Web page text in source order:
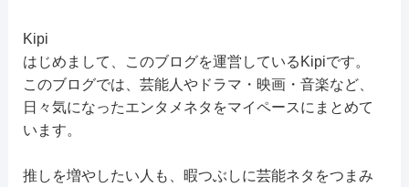
Kipi
はじめまして、このブログを運営しているKipiです。
このブログでは、芸能人やドラマ・映画・音楽など、
日々気になったエンタメネタをマイペースにまとめて
います。
推しを増やしたい人も、暇つぶしに芸能ネタをつまみ